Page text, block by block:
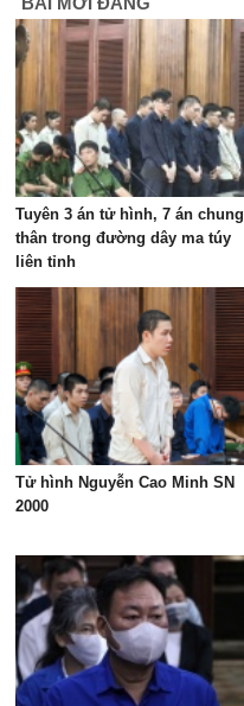
Tuyên 3 án tử hình, 7 án chung
thân trong đường dây ma túy
liên tỉnh
Tử hình Nguyễn Cao Minh SN
2000